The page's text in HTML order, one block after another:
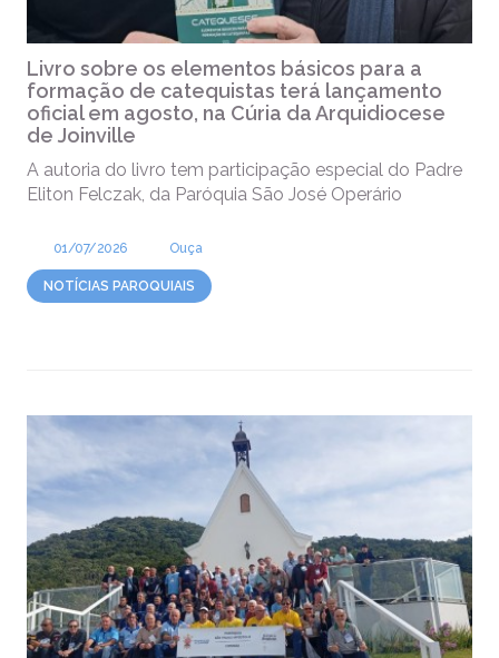
Livro sobre os elementos básicos para a
formação de catequistas terá lançamento
oficial em agosto, na Cúria da Arquidiocese
de Joinville
A autoria do livro tem participação especial do Padre
Eliton Felczak, da Paróquia São José Operário
01/07/2026 Ouça
NOTÍCIAS PAROQUIAIS